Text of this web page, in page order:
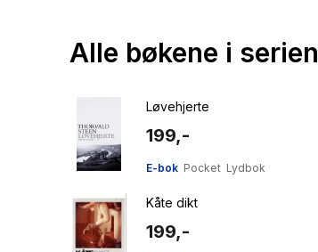
Alle bøkene i serien
Løvehjerte
199,-
E-bok Pocket Lydbok
Kåte dikt
199,-